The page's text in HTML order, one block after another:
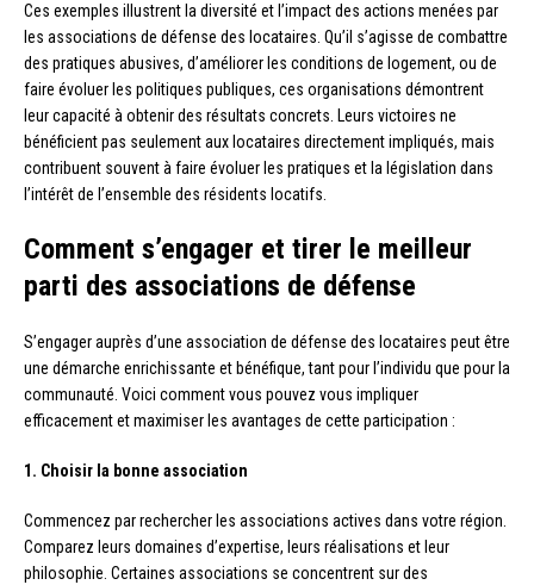
Ces exemples illustrent la diversité et l’impact des actions menées par
les associations de défense des locataires. Qu’il s’agisse de combattre
des pratiques abusives, d’améliorer les conditions de logement, ou de
faire évoluer les politiques publiques, ces organisations démontrent
leur capacité à obtenir des résultats concrets. Leurs victoires ne
bénéficient pas seulement aux locataires directement impliqués, mais
contribuent souvent à faire évoluer les pratiques et la législation dans
l’intérêt de l’ensemble des résidents locatifs.
Comment s’engager et tirer le meilleur
parti des associations de défense
S’engager auprès d’une association de défense des locataires peut être
une démarche enrichissante et bénéfique, tant pour l’individu que pour la
communauté. Voici comment vous pouvez vous impliquer
efficacement et maximiser les avantages de cette participation :
1. Choisir la bonne association
Commencez par rechercher les associations actives dans votre région.
Comparez leurs domaines d’expertise, leurs réalisations et leur
philosophie. Certaines associations se concentrent sur des